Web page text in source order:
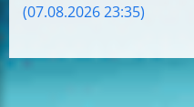
(07.08.2026 23:35)